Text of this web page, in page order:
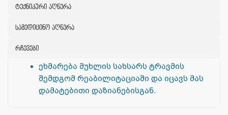
ტექნიკური აღწერა
სამედიცინო აღწერა
რჩევები
ეხმარება მუხლის სახსარს ტრავმის
შემდგომ რეაბილიტაციაში და იცავს მას
დამატებითი დაზიანებისგან.